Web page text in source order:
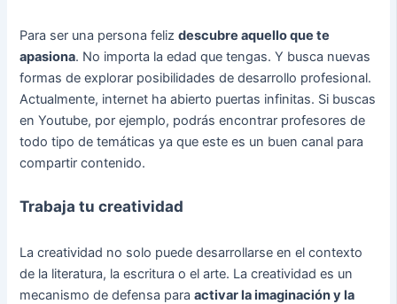
Para ser una persona felizdescubre aquello que te
apasiona. No importa la edad que tengas. Y busca nuevas
formas de explorar posibilidades de desarrollo profesional.
Actualmente, internet ha abierto puertas infinitas. Si buscas
en Youtube, por ejemplo, podrás encontrar profesores de
todo tipo de temáticas ya que este es un buen canal para
compartir contenido.
Trabaja tu creatividad
La creatividad no solo puede desarrollarse en el contexto
de la literatura, la escritura o el arte. La creatividad es un
mecanismo de defensa paraactivar la imaginación y la